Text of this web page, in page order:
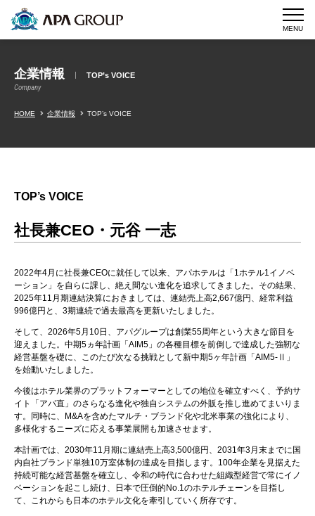
MENU
企業情報 TOP’s VOICE
Company
HOME 企業情報 TOP’s VOICE
TOP’s VOICE
社長兼CEO・元谷 一志
2022年4月に社長兼CEOに就任して以来、アパホテルは「1ホテル1イノベ
ーション」を自らに課し、絶え間ない進化を追求してきました。その結果、
2025年11月期連結決算におきましては、連結売上高2,667億円、経常利益
996億円と、3期連続で過去最高を更新いたしました。
そして、2026年5月10日、アパグループは創業55周年という大きな節目を
迎えました。中期5ヵ年計画「AIM5」の各種目標を前倒しで達成した強靭な
経営基盤を礎に、このたび次なる挑戦として新中期5ヶ年計画「AIM5-Ⅱ」
を始動いたしました。
今後はホテル業界のプラットフォーマーとしての地位を確立すべく、予約サ
イト「アパ直」のさらなる進化や独自システムの外販を推し進めてまいりま
す。同時に、M&Aを含めたマルチ・ブランド化や北米事業の強化により、
多様化するニーズに応える事業展開も加速させます。
本計画では、2030年11月期に連結売上高3,500億円、2031年3月末までに国
内自社ブランド単独10万室体制の達成を目指します。100年企業を見据えた
持続可能な経営基盤を確立し、令和の時代に合わせた組織型経営で常にイノ
ベーションを起こし続け、日本で圧倒的No.1のホテルチェーンを目指し
て、これからも日本のホテル文化を牽引していく所存です。